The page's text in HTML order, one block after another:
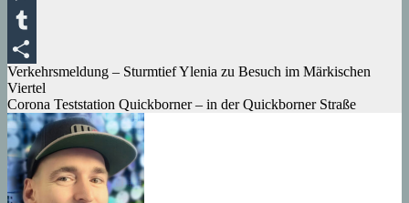
Messenger
Tumblr
Teilen
Beitragsnavigation
Verkehrsmeldung – Sturmtief Ylenia zu Besuch im Märkischen
Viertel
Corona Teststation Quickborner – in der Quickborner Straße